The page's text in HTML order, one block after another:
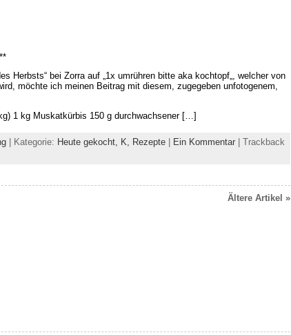
Herbsts“ bei Zorra auf „1x umrühren bitte aka kochtopf„, welcher von
möchte ich meinen Beitrag mit diesem, zugegeben unfotogenem,
1 kg Muskatkürbis 150 g durchwachsener […]
| Kategorie: Heute gekocht, K, Rezepte | Ein Kommentar | Trackback
Ältere Artikel »